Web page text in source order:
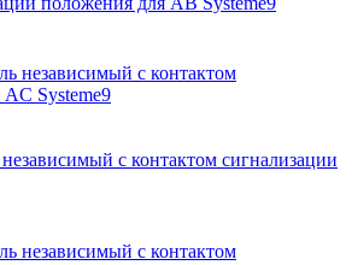
с контактом сигнализации